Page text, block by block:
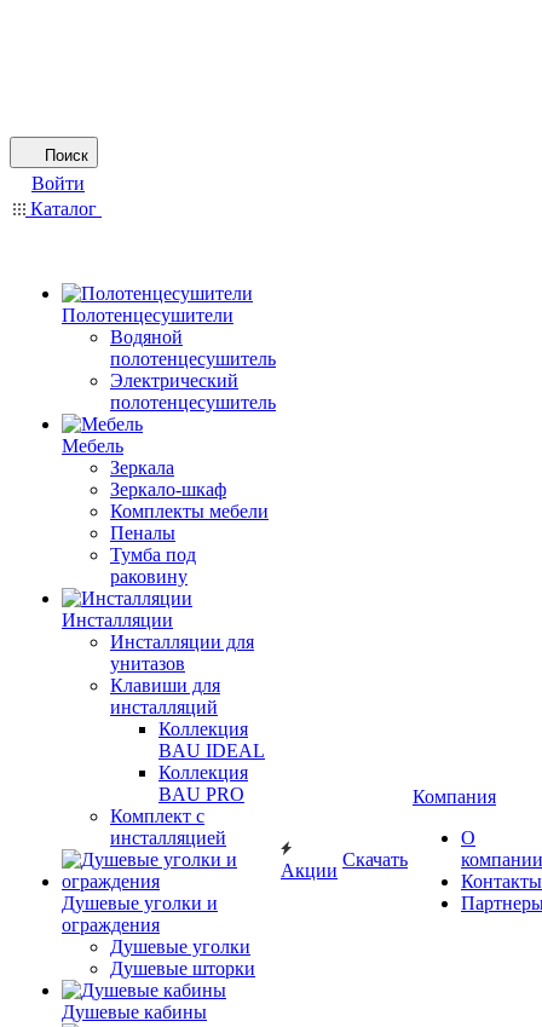
Поиск
Войти
Каталог
Полотенцесушители
Водяной
полотенцесушитель
Электрический
полотенцесушитель
Мебель
Зеркала
Зеркало-шкаф
Комплекты мебели
Пеналы
Тумба под
раковину
Инсталляции
Инсталляции для
унитазов
Клавиши для
инсталляций
Коллекция
BAU IDEAL
Коллекция
BAU PRO
Комплект с
инсталляцией
Душевые уголки и
ограждения
Душевые уголки
Душевые шторки
Душевые кабины
Акции
Скачать
Компания
О
компании
Контакты